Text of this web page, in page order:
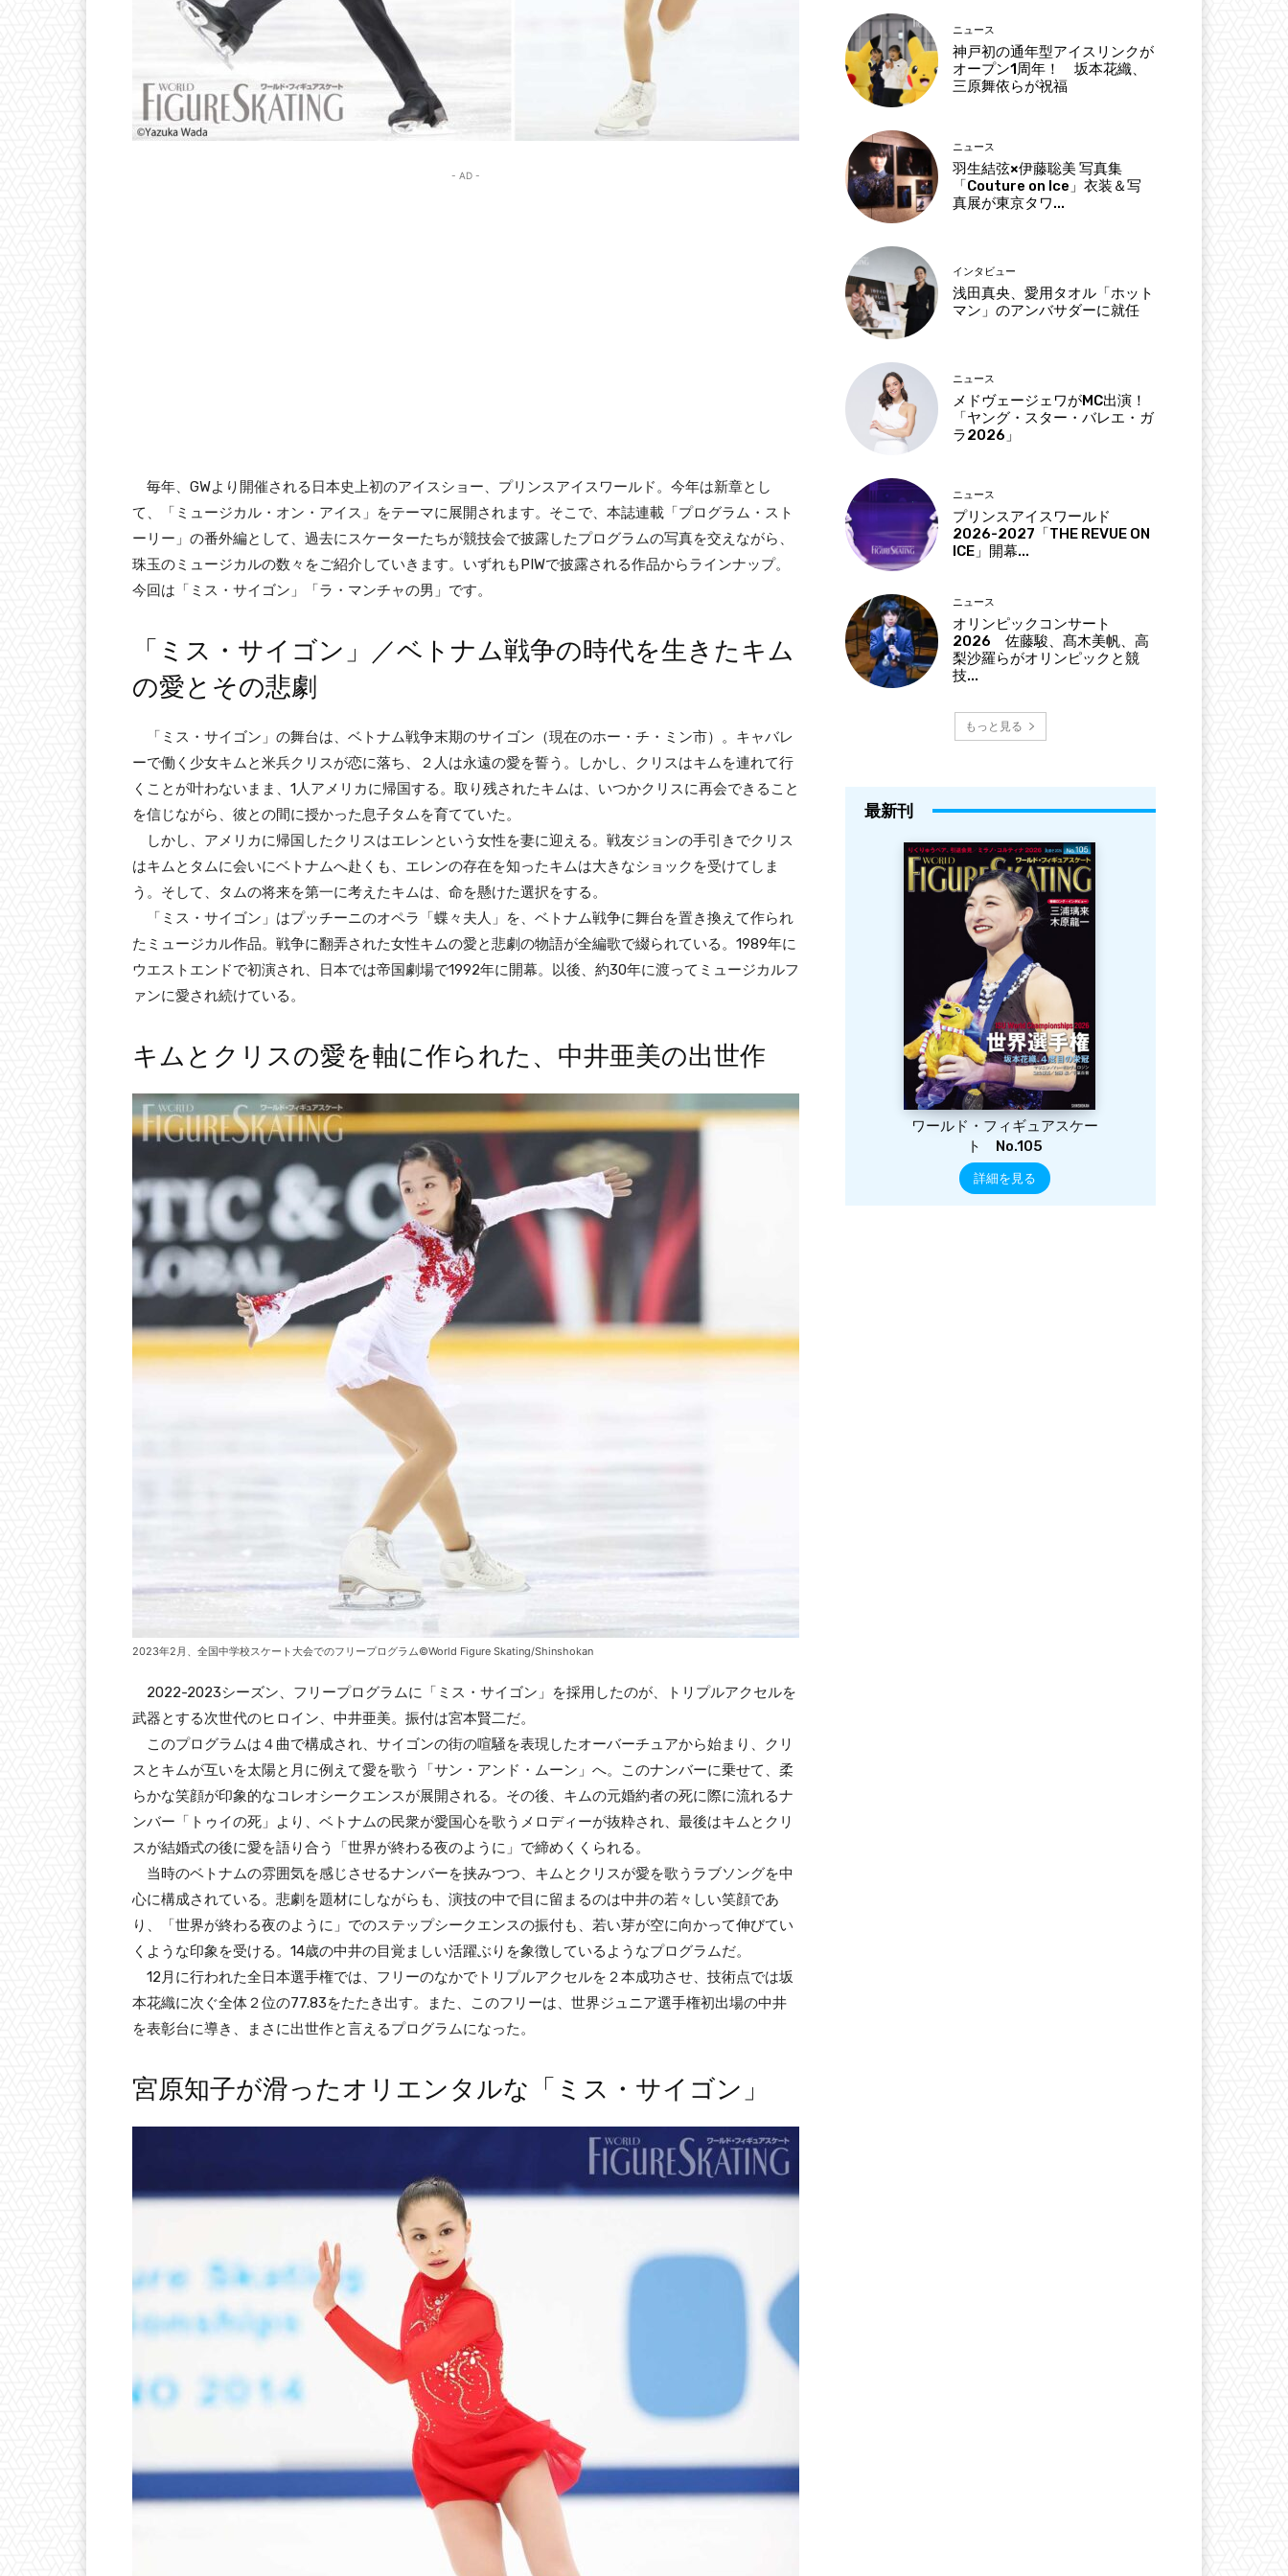
- AD -
毎年、GWより開催される日本史上初のアイスショー、プリンスアイスワールド。今年は新章とし
て、「ミュージカル・オン・アイス」をテーマに展開されます。そこで、本誌連載「プログラム・スト
ーリー」の番外編として、過去にスケーターたちが競技会で披露したプログラムの写真を交えながら、
珠玉のミュージカルの数々をご紹介していきます。いずれもPIWで披露される作品からラインナップ。
今回は「ミス・サイゴン」「ラ・マンチャの男」です。
「ミス・サイゴン」／ベトナム戦争の時代を生きたキム
の愛とその悲劇
「ミス・サイゴン」の舞台は、ベトナム戦争末期のサイゴン（現在のホー・チ・ミン市）。キャバレ
ーで働く少女キムと米兵クリスが恋に落ち、２人は永遠の愛を誓う。しかし、クリスはキムを連れて行
くことが叶わないまま、1人アメリカに帰国する。取り残されたキムは、いつかクリスに再会できること
を信じながら、彼との間に授かった息子タムを育てていた。
しかし、アメリカに帰国したクリスはエレンという女性を妻に迎える。戦友ジョンの手引きでクリス
はキムとタムに会いにベトナムへ赴くも、エレンの存在を知ったキムは大きなショックを受けてしま
う。そして、タムの将来を第一に考えたキムは、命を懸けた選択をする。
「ミス・サイゴン」はプッチーニのオペラ「蝶々夫人」を、ベトナム戦争に舞台を置き換えて作られ
たミュージカル作品。戦争に翻弄された女性キムの愛と悲劇の物語が全編歌で綴られている。1989年に
ウエストエンドで初演され、日本では帝国劇場で1992年に開幕。以後、約30年に渡ってミュージカルフ
ァンに愛され続けている。
キムとクリスの愛を軸に作られた、中井亜美の出世作
2023年2月、全国中学校スケート大会でのフリープログラム©World Figure Skating/Shinshokan
2022-2023シーズン、フリープログラムに「ミス・サイゴン」を採用したのが、トリプルアクセルを
武器とする次世代のヒロイン、中井亜美。振付は宮本賢二だ。
このプログラムは４曲で構成され、サイゴンの街の喧騒を表現したオーバーチュアから始まり、クリ
スとキムが互いを太陽と月に例えて愛を歌う「サン・アンド・ムーン」へ。このナンバーに乗せて、柔
らかな笑顔が印象的なコレオシークエンスが展開される。その後、キムの元婚約者の死に際に流れるナ
ンバー「トゥイの死」より、ベトナムの民衆が愛国心を歌うメロディーが抜粋され、最後はキムとクリ
スが結婚式の後に愛を語り合う「世界が終わる夜のように」で締めくくられる。
当時のベトナムの雰囲気を感じさせるナンバーを挟みつつ、キムとクリスが愛を歌うラブソングを中
心に構成されている。悲劇を題材にしながらも、演技の中で目に留まるのは中井の若々しい笑顔であ
り、「世界が終わる夜のように」でのステップシークエンスの振付も、若い芽が空に向かって伸びてい
くような印象を受ける。14歳の中井の目覚ましい活躍ぶりを象徴しているようなプログラムだ。
12月に行われた全日本選手権では、フリーのなかでトリプルアクセルを２本成功させ、技術点では坂
本花織に次ぐ全体２位の77.83をたたき出す。また、このフリーは、世界ジュニア選手権初出場の中井
を表彰台に導き、まさに出世作と言えるプログラムになった。
宮原知子が滑ったオリエンタルな「ミス・サイゴン」
ニュース
神戸初の通年型アイスリンクが
オープン1周年！ 坂本花織、
三原舞依らが祝福
ニュース
羽生結弦×伊藤聡美 写真集
「Couture on Ice」衣装＆写
真展が東京タワ...
インタビュー
浅田真央、愛用タオル「ホット
マン」のアンバサダーに就任
ニュース
メドヴェージェワがMC出演！
「ヤング・スター・バレエ・ガ
ラ2026」
ニュース
プリンスアイスワールド
2026-2027「THE REVUE ON
ICE」開幕...
ニュース
オリンピックコンサート
2026 佐藤駿、髙木美帆、高
梨沙羅らがオリンピックと競
技...
もっと見る
最新刊
ワールド・フィギュアスケー
ト No.105
詳細を見る